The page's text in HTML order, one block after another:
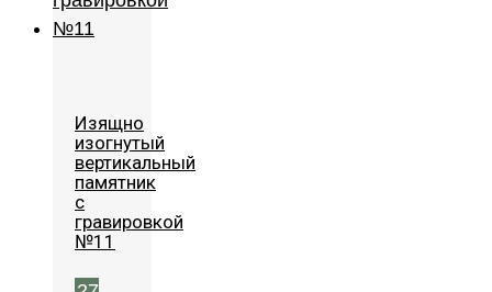
Изящно
изогнутый
вертикальный
памятник
с
гравировкой
№11